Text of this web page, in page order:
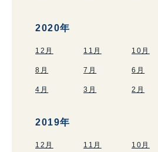
2020年
12月 11月 10月
8月 7月 6月
4月 3月 2月
2019年
12月 11月 10月